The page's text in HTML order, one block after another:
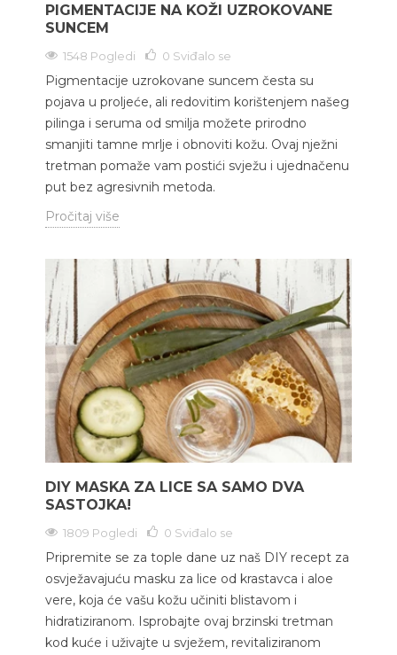
PIGMENTACIJE NA KOŽI UZROKOVANE
SUNCEM
1548 Pogledi 0 Sviđalo se
Pigmentacije uzrokovane suncem česta su
pojava u proljeće, ali redovitim korištenjem našeg
pilinga i seruma od smilja možete prirodno
smanjiti tamne mrlje i obnoviti kožu. Ovaj nježni
tretman pomaže vam postići svježu i ujednačenu
put bez agresivnih metoda.
Pročitaj više
DIY MASKA ZA LICE SA SAMO DVA
SASTOJKA!
1809 Pogledi 0 Sviđalo se
Pripremite se za tople dane uz naš DIY recept za
osvježavajuću masku za lice od krastavca i aloe
vere, koja će vašu kožu učiniti blistavom i
hidratiziranom. Isprobajte ovaj brzinski tretman
kod kuće i uživajte u svježem, revitaliziranom